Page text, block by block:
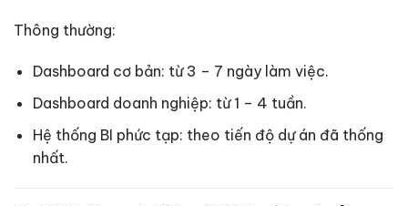
Thông thường:
Dashboard cơ bản: từ 3 – 7 ngày làm việc.
Dashboard doanh nghiệp: từ 1 – 4 tuần.
Hệ thống BI phức tạp: theo tiến độ dự án đã thống
nhất.